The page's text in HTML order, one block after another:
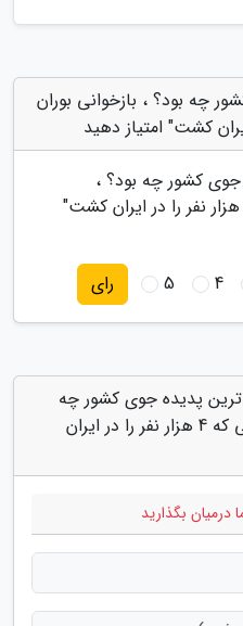
چه بود؟ ، بازخوانی بوران
کشور چه بود؟ ،
"
4
5 رای
ترین پدیده جوی کشور چه
بود؟ ، بازخوانی بوران و سرمایی که 4 هزار نفر را در ایران
درمیان بگذارید